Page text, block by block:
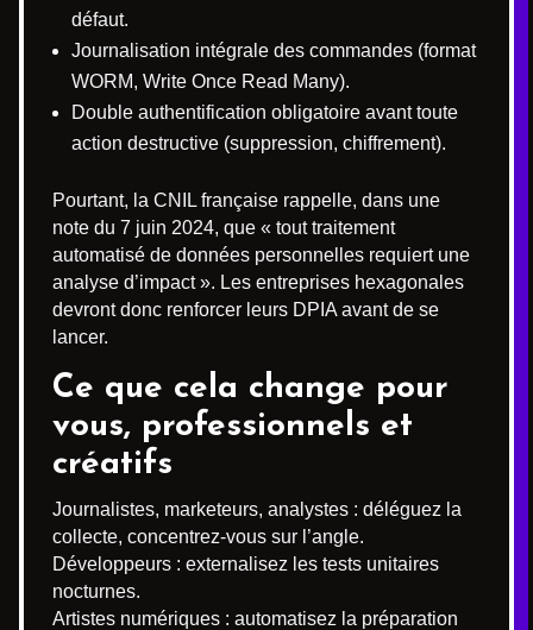
défaut.
Journalisation intégrale des commandes (format
WORM, Write Once Read Many).
Double authentification obligatoire avant toute
action destructive (suppression, chiffrement).
Pourtant, la CNIL française rappelle, dans une
note du 7 juin 2024, que « tout traitement
automatisé de données personnelles requiert une
analyse d’impact ». Les entreprises hexagonales
devront donc renforcer leurs DPIA avant de se
lancer.
Ce que cela change pour
vous, professionnels et
créatifs
Journalistes, marketeurs, analystes : déléguez la
collecte, concentrez-vous sur l’angle.
Développeurs : externalisez les tests unitaires
nocturnes.
Artistes numériques : automatisez la préparation